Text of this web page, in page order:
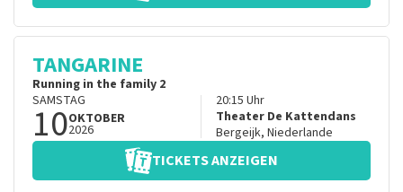
TANGARINE
Running in the family 2
SAMSTAG
10OKTOBER
2026
20:15 Uhr
Theater De Kattendans
Bergeijk, Niederlande
TICKETS ANZEIGEN